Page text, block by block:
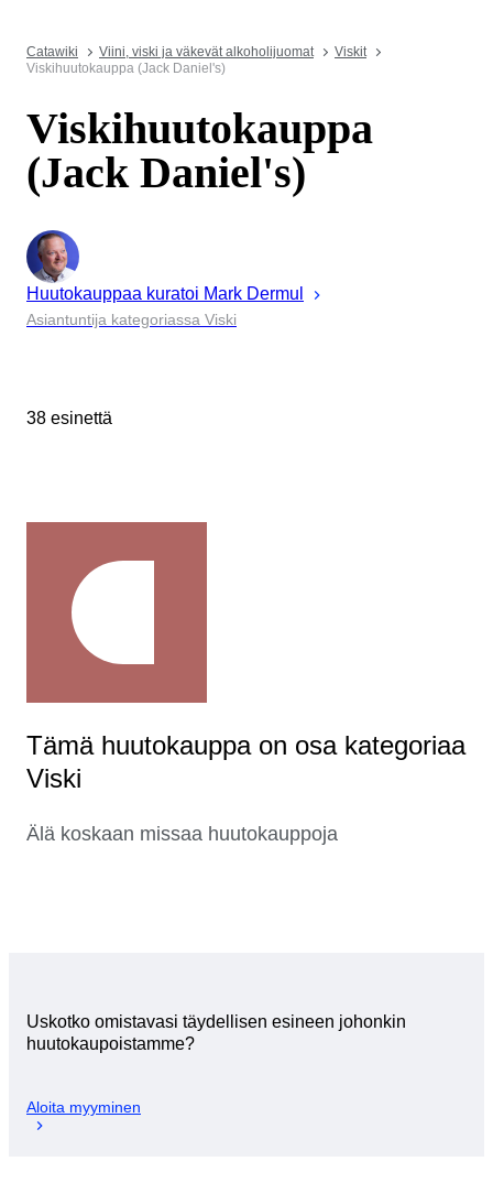
Catawiki Viini, viski ja väkevät alkoholijuomat
Viskit
Viskihuutokauppa (Jack Daniel's)
Viskihuutokauppa
(Jack Daniel's)
Huutokauppaa kuratoi Mark Dermul
Asiantuntija kategoriassa Viski
38 esinettä
Tämä huutokauppa on osa kategoriaa
Viski
Älä koskaan missaa huutokauppoja
Uskotko omistavasi täydellisen esineen johonkin
huutokaupoistamme?
Aloita myyminen